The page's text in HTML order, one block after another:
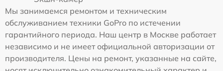
Мы занимаемся ремонтом и техническим
обслуживанием техники GoPro по истечении
гарантийного периода. Наш центр в Москве работает
независимо и не имеет официальной авторизации от
производителя. Цены на ремонт, указанные на сайте,